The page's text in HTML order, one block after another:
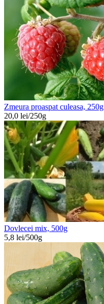
Zmeura proaspat culeasa, 250g
20,0 lei/250g
Dovlecei mix, 500g
5,8 lei/500g